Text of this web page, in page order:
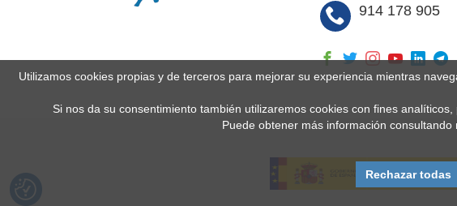
914 178 905
Utilizamos cookies propias y de terceros para mejorar su experiencia mientras
Si nos da su consentimiento también utilizaremos cookies con fines
Puede obtener más información consultando
Rechazar todas